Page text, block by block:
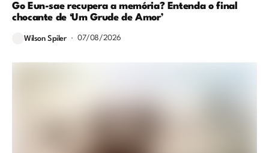
Go Eun-sae recupera a memória? Entenda o final
chocante de ‘Um Grude de Amor’
Wilson Spiler 07/08/2026